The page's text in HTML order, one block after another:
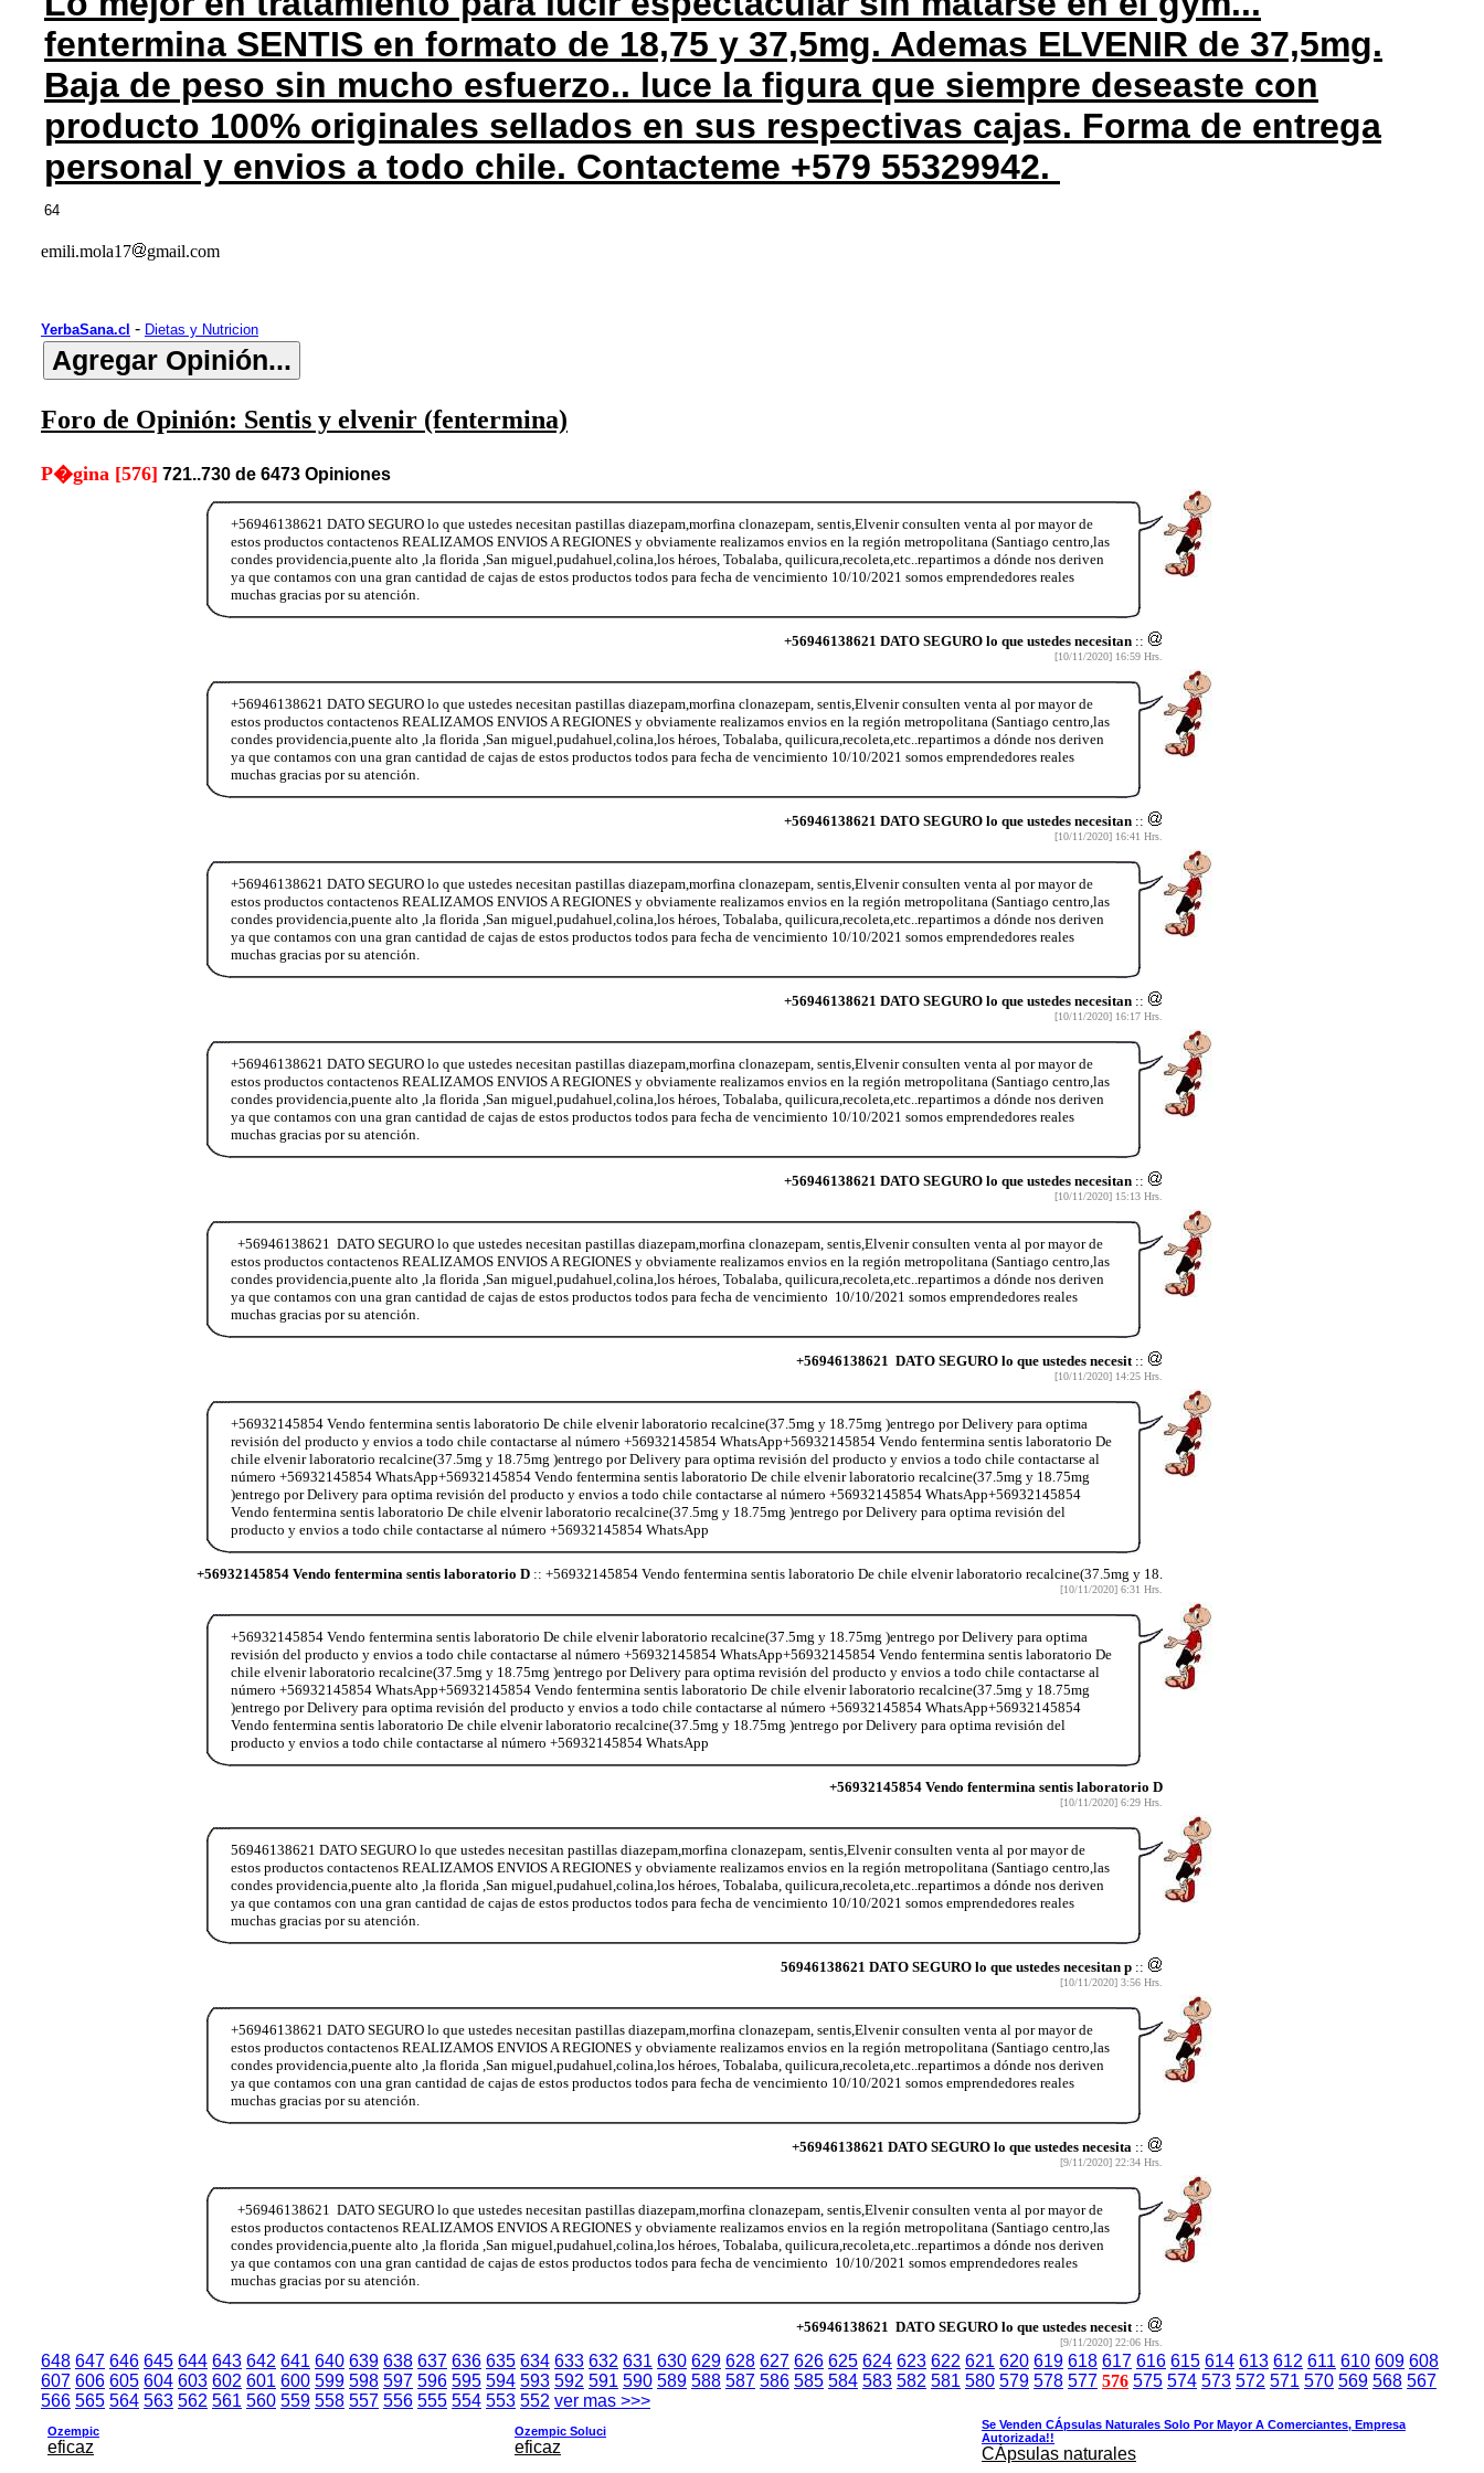
fentermina SENTIS en formato de 18,75 y 37,5mg. Ademas ELVENIR de 37,5mg.
Baja de peso sin mucho esfuerzo.. luce la figura que siempre deseaste con
producto 100% originales sellados en sus respectivas cajas. Forma de entrega
personal y envios a todo chile. Contacteme +579 55329942.
64
emili.mola17 gmail.com
YerbaSana.cl - Dietas y Nutricion
Foro de Opinión: Sentis y elvenir (fentermina)
P�gina [576] 721..730 de 6473 Opiniones
+56946138621 DATO SEGURO lo que ustedes necesitan pastillas diazepam,morfina clonazepam, sentis,Elvenir consulten venta al por mayor de
estos productos contactenos REALIZAMOS ENVIOS A REGIONES y obviamente realizamos envios en la región metropolitana (Santiago centro,las
condes providencia,puente alto ,la florida ,San miguel,pudahuel,colina,los héroes, Tobalaba, quilicura,recoleta,etc..repartimos a dónde nos deriven
ya que contamos con una gran cantidad de cajas de estos productos todos para fecha de vencimiento 10/10/2021 somos emprendedores reales
muchas gracias por su atención.
+56946138621 DATO SEGURO lo que ustedes necesitan ::
[10/11/2020] 16:59 Hrs.
+56946138621 DATO SEGURO lo que ustedes necesitan pastillas diazepam,morfina clonazepam, sentis,Elvenir consulten venta al por mayor de
estos productos contactenos REALIZAMOS ENVIOS A REGIONES y obviamente realizamos envios en la región metropolitana (Santiago centro,las
condes providencia,puente alto ,la florida ,San miguel,pudahuel,colina,los héroes, Tobalaba, quilicura,recoleta,etc..repartimos a dónde nos deriven
ya que contamos con una gran cantidad de cajas de estos productos todos para fecha de vencimiento 10/10/2021 somos emprendedores reales
muchas gracias por su atención.
+56946138621 DATO SEGURO lo que ustedes necesitan ::
[10/11/2020] 16:41 Hrs.
+56946138621 DATO SEGURO lo que ustedes necesitan pastillas diazepam,morfina clonazepam, sentis,Elvenir consulten venta al por mayor de
estos productos contactenos REALIZAMOS ENVIOS A REGIONES y obviamente realizamos envios en la región metropolitana (Santiago centro,las
condes providencia,puente alto ,la florida ,San miguel,pudahuel,colina,los héroes, Tobalaba, quilicura,recoleta,etc..repartimos a dónde nos deriven
ya que contamos con una gran cantidad de cajas de estos productos todos para fecha de vencimiento 10/10/2021 somos emprendedores reales
muchas gracias por su atención.
+56946138621 DATO SEGURO lo que ustedes necesitan ::
[10/11/2020] 16:17 Hrs.
+56946138621 DATO SEGURO lo que ustedes necesitan pastillas diazepam,morfina clonazepam, sentis,Elvenir consulten venta al por mayor de
estos productos contactenos REALIZAMOS ENVIOS A REGIONES y obviamente realizamos envios en la región metropolitana (Santiago centro,las
condes providencia,puente alto ,la florida ,San miguel,pudahuel,colina,los héroes, Tobalaba, quilicura,recoleta,etc..repartimos a dónde nos deriven
ya que contamos con una gran cantidad de cajas de estos productos todos para fecha de vencimiento 10/10/2021 somos emprendedores reales
muchas gracias por su atención.
+56946138621 DATO SEGURO lo que ustedes necesitan::
[10/11/2020] 15:13 Hrs.
+56946138621 DATO SEGURO lo que ustedes necesitan pastillas diazepam,morfina clonazepam, sentis,Elvenir consulten venta al por mayor de
estos productos contactenos REALIZAMOS ENVIOS A REGIONES y obviamente realizamos envios en la región metropolitana (Santiago centro,las
condes providencia,puente alto ,la florida ,San miguel,pudahuel,colina,los héroes, Tobalaba, quilicura,recoleta,etc..repartimos a dónde nos deriven
ya que contamos con una gran cantidad de cajas de estos productos todos para fecha de vencimiento 10/10/2021 somos emprendedores reales
muchas gracias por su atención.
+56946138621 DATO SEGURO lo que ustedes necesit::
[10/11/2020] 14:25 Hrs.
+56932145854 Vendo fentermina sentis laboratorio De chile elvenir laboratorio recalcine(37.5mg y 18.75mg )entrego por Delivery para optima
revisión del producto y envios a todo chile contactarse al número +56932145854 WhatsApp+56932145854 Vendo fentermina sentis laboratorio De
chile elvenir laboratorio recalcine(37.5mg y 18.75mg )entrego por Delivery para optima revisión del producto y envios a todo chile contactarse al
número +56932145854 WhatsApp+56932145854 Vendo fentermina sentis laboratorio De chile elvenir laboratorio recalcine(37.5mg y 18.75mg
)entrego por Delivery para optima revisión del producto y envios a todo chile contactarse al número +56932145854 WhatsApp+56932145854
Vendo fentermina sentis laboratorio De chile elvenir laboratorio recalcine(37.5mg y 18.75mg )entrego por Delivery para optima revisión del
producto y envios a todo chile contactarse al número +56932145854 WhatsApp
+56932145854 Vendo fentermina sentis laboratorio D:: +56932145854 Vendo fentermina sentis laboratorio De chile elvenir laboratorio recalcine(37.5mg y 18.
[10/11/2020] 6:31 Hrs.
+56932145854 Vendo fentermina sentis laboratorio De chile elvenir laboratorio recalcine(37.5mg y 18.75mg )entrego por Delivery para optima
revisión del producto y envios a todo chile contactarse al número +56932145854 WhatsApp+56932145854 Vendo fentermina sentis laboratorio De
chile elvenir laboratorio recalcine(37.5mg y 18.75mg )entrego por Delivery para optima revisión del producto y envios a todo chile contactarse al
número +56932145854 WhatsApp+56932145854 Vendo fentermina sentis laboratorio De chile elvenir laboratorio recalcine(37.5mg y 18.75mg
)entrego por Delivery para optima revisión del producto y envios a todo chile contactarse al número +56932145854 WhatsApp+56932145854
Vendo fentermina sentis laboratorio De chile elvenir laboratorio recalcine(37.5mg y 18.75mg )entrego por Delivery para optima revisión del
producto y envios a todo chile contactarse al número +56932145854 WhatsApp
+56932145854 Vendo fentermina sentis laboratorio D
[10/11/2020] 6:29 Hrs.
56946138621 DATO SEGURO lo que ustedes necesitan pastillas diazepam,morfina clonazepam, sentis,Elvenir consulten venta al por mayor de
estos productos contactenos REALIZAMOS ENVIOS A REGIONES y obviamente realizamos envios en la región metropolitana (Santiago centro,las
condes providencia,puente alto ,la florida ,San miguel,pudahuel,colina,los héroes, Tobalaba, quilicura,recoleta,etc..repartimos a dónde nos deriven
ya que contamos con una gran cantidad de cajas de estos productos todos para fecha de vencimiento 10/10/2021 somos emprendedores reales
muchas gracias por su atención.
56946138621 DATO SEGURO lo que ustedes necesitan p::
[10/11/2020] 3:56 Hrs.
+56946138621 DATO SEGURO lo que ustedes necesitan pastillas diazepam,morfina clonazepam, sentis,Elvenir consulten venta al por mayor de
estos productos contactenos REALIZAMOS ENVIOS A REGIONES y obviamente realizamos envios en la región metropolitana (Santiago centro,las
condes providencia,puente alto ,la florida ,San miguel,pudahuel,colina,los héroes, Tobalaba, quilicura,recoleta,etc..repartimos a dónde nos deriven
ya que contamos con una gran cantidad de cajas de estos productos todos para fecha de vencimiento 10/10/2021 somos emprendedores reales
muchas gracias por su atención.
+56946138621 DATO SEGURO lo que ustedes necesita ::
[9/11/2020] 22:34 Hrs.
+56946138621 DATO SEGURO lo que ustedes necesitan pastillas diazepam,morfina clonazepam, sentis,Elvenir consulten venta al por mayor de
estos productos contactenos REALIZAMOS ENVIOS A REGIONES y obviamente realizamos envios en la región metropolitana (Santiago centro,las
condes providencia,puente alto ,la florida ,San miguel,pudahuel,colina,los héroes, Tobalaba, quilicura,recoleta,etc..repartimos a dónde nos deriven
ya que contamos con una gran cantidad de cajas de estos productos todos para fecha de vencimiento 10/10/2021 somos emprendedores reales
muchas gracias por su atención.
+56946138621 DATO SEGURO lo que ustedes necesit::
[9/11/2020] 22:06 Hrs.
648 647 646 645 644 643 642 641 640 639 638 637 636 635 634 633 632 631 630 629 628 627 626 625 624 623 622 621 620 619 618 617 616 615 614 613 612 611 610 609 608
607 606 605 604 603 602 601 600 599 598 597 596 595 594 593 592 591 590 589 588 587 586 585 584 583 582 581 580 579 578 577 576 575 574 573 572 571 570 569 568 567
566 565 564 563 562 561 560 559 558 557 556 555 554 553 552 ver mas >>>
Ozempic
eficaz
Ozempic Soluci
eficaz
Se Venden CÁpsulas Naturales Solo Por Mayor A Comerciantes, Empresa
Autorizada!!
CÁpsulas naturales